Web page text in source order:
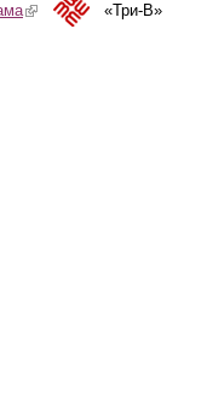
(link is external)«Три-В»